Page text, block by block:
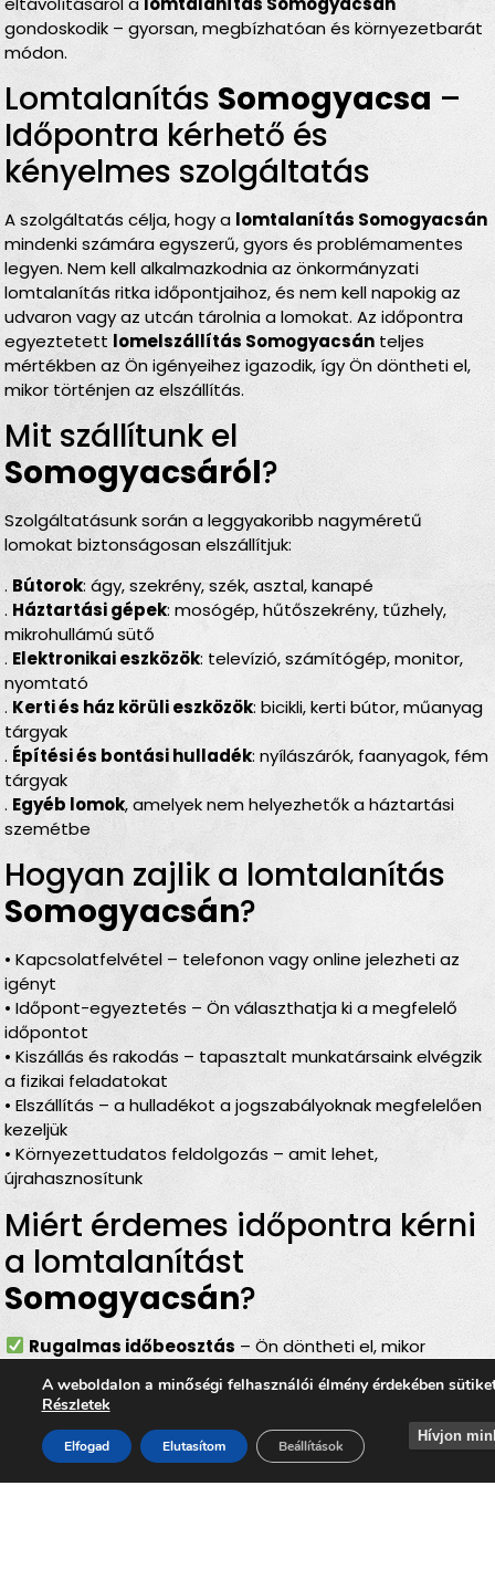
gondoskodik – gyorsan, megbízhatóan és környezetbarát
módon.
Lomtalanítás Somogyacsa –
Időpontra kérhető és
kényelmes szolgáltatás
A szolgáltatás célja, hogy a lomtalanítás Somogyacsán
mindenki számára egyszerű, gyors és problémamentes
legyen. Nem kell alkalmazkodnia az önkormányzati
lomtalanítás ritka időpontjaihoz, és nem kell napokig az
udvaron vagy az utcán tárolnia a lomokat. Az időpontra
egyeztetett lomelszállítás Somogyacsán teljes
mértékben az Ön igényeihez igazodik, így Ön döntheti el,
mikor történjen az elszállítás.
Mit szállítunk el
Somogyacsáról?
Szolgáltatásunk során a leggyakoribb nagyméretű
lomokat biztonságosan elszállítjuk:
. Bútorok: ágy, szekrény, szék, asztal, kanapé
. Háztartási gépek: mosógép, hűtőszekrény, tűzhely,
mikrohullámú sütő
. Elektronikai eszközök: televízió, számítógép, monitor,
nyomtató
. Kerti és ház körüli eszközök: bicikli, kerti bútor, műanyag
tárgyak
. Építési és bontási hulladék: nyílászárók, faanyagok, fém
tárgyak
. Egyéb lomok, amelyek nem helyezhetők a háztartási
szemétbe
Hogyan zajlik a lomtalanítás
Somogyacsán?
• Kapcsolatfelvétel – telefonon vagy online jelezheti az
igényt
• Időpont-egyeztetés – Ön választhatja ki a megfelelő
időpontot
• Kiszállás és rakodás – tapasztalt munkatársaink elvégzik
a fizikai feladatokat
• Elszállítás – a hulladékot a jogszabályoknak megfelelően
kezeljük
• Környezettudatos feldolgozás – amit lehet,
újrahasznosítunk
Miért érdemes időpontra kérni
a lomtalanítást
Somogyacsán?
Rugalmas időbeosztás – Ön döntheti el, mikor
Komplett szolgáltatás– rakodás, szállítás és
elszámolás egyben
Bírságmentes megoldás – nem kell közterületre
kihelyezni a lomokat
A weboldalon a minőségi felhasználói élmény érdekében
Részletek
Elfogad Elutasítom Beállítások
Hívjon